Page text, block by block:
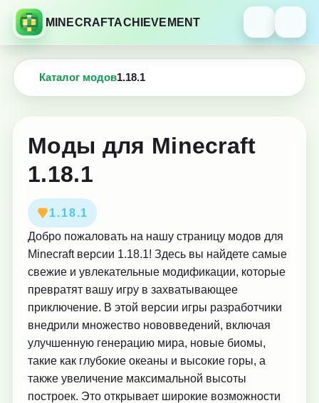
MINECRAFTACHIEVEMENT
Каталог модов1.18.1
Моды для Minecraft
1.18.1
1.18.1
Добро пожаловать на нашу страницу модов для
Minecraft версии 1.18.1! Здесь вы найдете самые
свежие и увлекательные модификации, которые
превратят вашу игру в захватывающее
приключение. В этой версии игры разработчики
внедрили множество нововведений, включая
улучшенную генерацию мира, новые биомы,
такие как глубокие океаны и высокие горы, а
также увеличение максимальной высоты
построек. Это открывает широкие возможности